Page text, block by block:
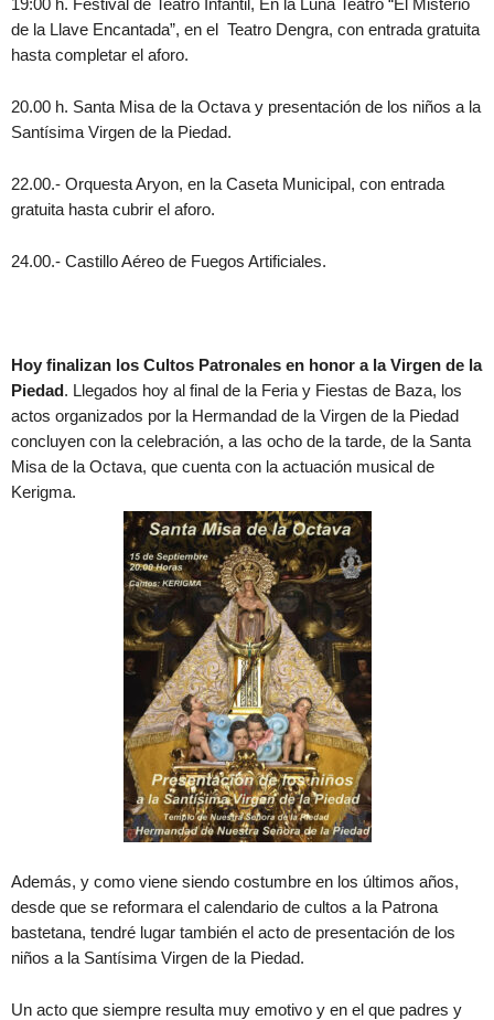
de la Llave Encantada”, en el Teatro Dengra, con entrada gratuita
hasta completar el aforo.
20.00 h. Santa Misa de la Octava y presentación de los niños a la
Santísima Virgen de la Piedad.
22.00.- Orquesta Aryon, en la Caseta Municipal, con entrada
gratuita hasta cubrir el aforo.
24.00.- Castillo Aéreo de Fuegos Artificiales.
Hoy finalizan los Cultos Patronales en honor a la Virgen de la
Piedad. Llegados hoy al final de la Feria y Fiestas de Baza, los
actos organizados por la Hermandad de la Virgen de la Piedad
concluyen con la celebración, a las ocho de la tarde, de la Santa
Misa de la Octava, que cuenta con la actuación musical de
Kerigma.
Además, y como viene siendo costumbre en los últimos años,
desde que se reformara el calendario de cultos a la Patrona
bastetana, tendré lugar también el acto de presentación de los
niños a la Santísima Virgen de la Piedad.
Un acto que siempre resulta muy emotivo y en el que padres y